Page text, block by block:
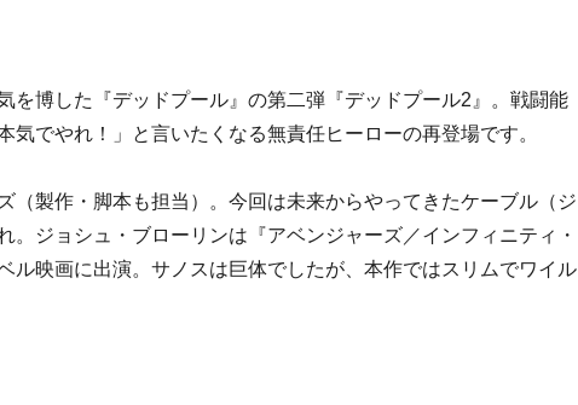
を博した『デッドプール』の第二弾『デッドプール2』。戦闘能
気でやれ！」と言いたくなる無責任ヒーローの再登場です。
（製作・脚本も担当）。今回は未来からやってきたケーブル（ジ
。ジョシュ・ブローリンは『アベンジャーズ／インフィニティ・
ル映画に出演。サノスは巨体でしたが、本作ではスリムでワイル